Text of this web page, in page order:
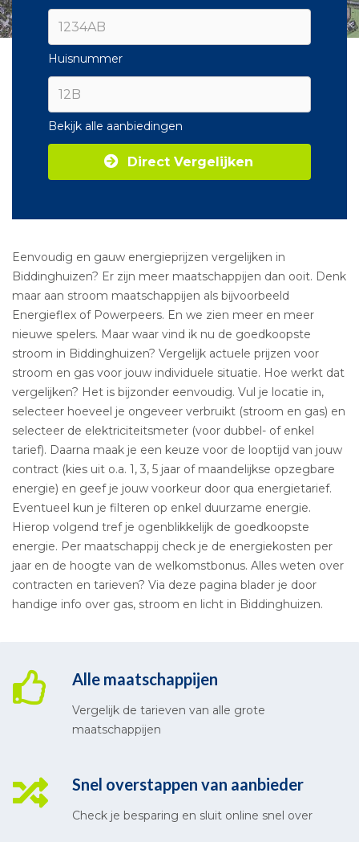
Huisnummer
Bekijk alle aanbiedingen
Direct Vergelijken
Eenvoudig en gauw energieprijzen vergelijken in
Biddinghuizen? Er zijn meer maatschappijen dan ooit. Denk
maar aan stroom maatschappijen als bijvoorbeeld
Energieflex of Powerpeers. En we zien meer en meer
nieuwe spelers. Maar waar vind ik nu de goedkoopste
stroom in Biddinghuizen? Vergelijk actuele prijzen voor
stroom en gas voor jouw individuele situatie. Hoe werkt dat
vergelijken? Het is bijzonder eenvoudig. Vul je locatie in,
selecteer hoeveel je ongeveer verbruikt (stroom en gas) en
selecteer de elektriciteitsmeter (voor dubbel- of enkel
tarief). Daarna maak je een keuze voor de looptijd van jouw
contract (kies uit o.a. 1, 3, 5 jaar of maandelijkse opzegbare
energie) en geef je jouw voorkeur door qua energietarief.
Eventueel kun je filteren op enkel duurzame energie.
Hierop volgend tref je ogenblikkelijk de goedkoopste
energie. Per maatschappij check je de energiekosten per
jaar en de hoogte van de welkomstbonus. Alles weten over
contracten en tarieven? Via deze pagina blader je door
handige info over gas, stroom en licht in Biddinghuizen.
Alle maatschappijen
Vergelijk de tarieven van alle grote
maatschappijen
Snel overstappen van aanbieder
Check je besparing en sluit online snel over